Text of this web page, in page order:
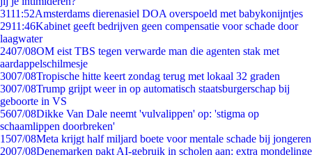
3111:52Amsterdams dierenasiel DOA overspoeld met babykonijntjes
2911:46Kabinet geeft bedrijven geen compensatie voor schade door
laagwater
2407/08OM eist TBS tegen verwarde man die agenten stak met
aardappelschilmesje
3007/08Tropische hitte keert zondag terug met lokaal 32 graden
3007/08Trump grijpt weer in op automatisch staatsburgerschap bij
geboorte in VS
5607/08Dikke Van Dale neemt 'vulvalippen' op: 'stigma op
schaamlippen doorbreken'
1507/08Meta krijgt half miljard boete voor mentale schade bij jongeren
2007/08Denemarken pakt AI-gebruik in scholen aan: extra mondelinge